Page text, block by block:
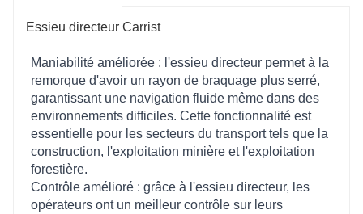
Essieu directeur Carrist
Maniabilité améliorée : l'essieu directeur permet à la
remorque d'avoir un rayon de braquage plus serré,
garantissant une navigation fluide même dans des
environnements difficiles. Cette fonctionnalité est
essentielle pour les secteurs du transport tels que la
construction, l'exploitation minière et l'exploitation
forestière.
Contrôle amélioré : grâce à l'essieu directeur, les
opérateurs ont un meilleur contrôle sur leurs